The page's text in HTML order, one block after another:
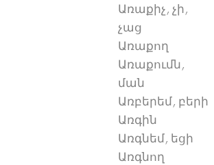
Առաքիչ, չի,
չաց
Առաքող
Առաքումն,
ման
Առբերեմ, բերի
Առգին
Առգնեմ, եցի
Առգնող